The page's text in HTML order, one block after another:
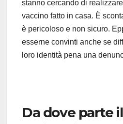
stanno cercando di
vaccino fatto in casa. È
è pericoloso e non sicuro.
esserne convinti anche se
loro identità pena una
Da dove parte